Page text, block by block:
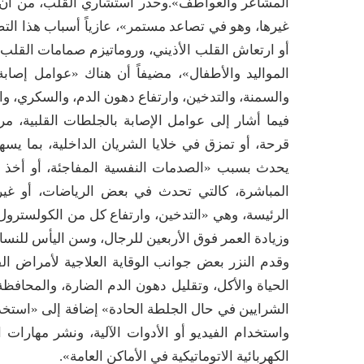
غيرها، وهو في تصاعد مستمر»، عازياً أسباب هذا
أو ارتعاش القلب الأذيني، وروماتيزم صمامات
المواليد والأطفال»، مضيفاً أن هناك «عوامل
والسمنة، والتدخين، وارتفاع دهون الدم، والسكري،
فيما أشار إلى عوامل الإصابة بالجلطات
قرحة، أو تمزق في خلايا الشريان الداخلية، بما
يحدث بسبب «الصدمات النفسية المفاجئة، أو
المباشرة، كالتي تحدث في بعض الرياضات، أو
الرئيسة، وهي «التدخين، وارتفاع كل من
وزيادة العمر فوق الأربعين للرجال، وسن اليأس
وقدم النزر بعض جوانب الوقاية العلاجية
الحياة والأكل، وتقليل دهون الدم الضارة،
الشرايين في حال الجلطة الحادة» إضافة إلى
واستخدام الفيديو أو الأدوات الآلية، ونشر
الكهربائية الاتوماتيكية في الأماكن العامة».